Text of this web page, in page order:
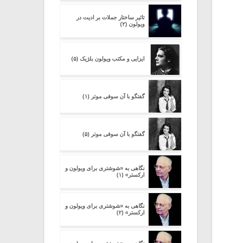
تاثیر ساختار جملات بر ادیت در
ویولون (۲)
ایزایی و مکتب ویولون بلژیک (۵)
گفتگو با آن سوفی موتر (۱)
گفتگو با آن سوفی موتر (۵)
نگاهی به «شوشتری برای ویولون و
ارکستر» (۱)
نگاهی به «شوشتری برای ویولون و
ارکستر» (۲)